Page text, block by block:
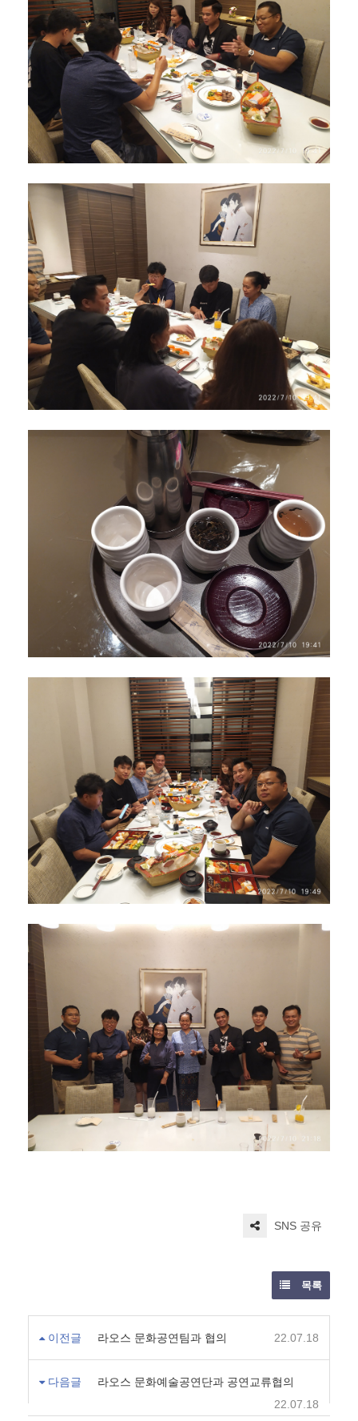
SNS 공유
목록
이전글 라오스 문화공연팀과 협의 22.07.18
다음글
라오스 문화예술공연단과 공연교류협의
22.07.18